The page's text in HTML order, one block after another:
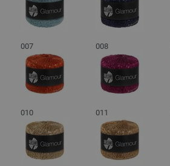
007 008
010 011